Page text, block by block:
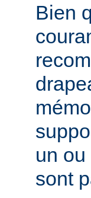
Bien
un
sont